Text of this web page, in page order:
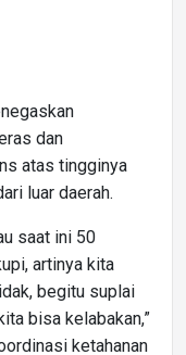
dan
atas tingginya
luar daerah.
saat ini 50
artinya kita
begitu suplai
bisa kelabakan,”
ketahanan